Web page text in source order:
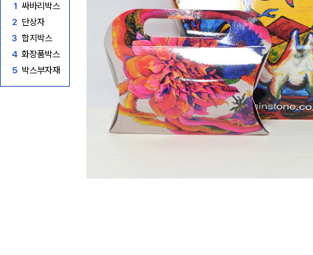
1 싸바리박스
2 단상자
3 합지박스
4 화장품박스
5 박스부자재